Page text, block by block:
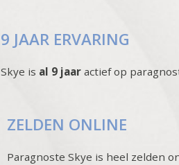
9 JAAR ERVARING
Skye is al 9 jaar actief op
ZELDEN ONLINE
Paragnoste Skye is heel zelden